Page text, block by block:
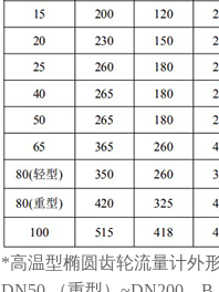
*高温型椭圆齿轮流量计外形